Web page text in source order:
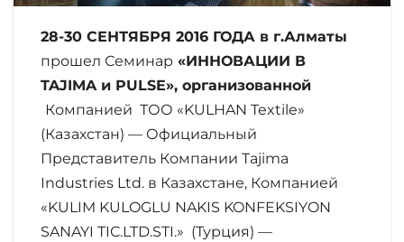
28-30 СЕНТЯБРЯ 2016 ГОДА в г.Алматы
прошел Семинар «ИННОВАЦИИ В
TAJIMAи PULSE», организованной
Компанией ТОО «KULHAN Textile»
(Казахстан) — Официальный
Представитель Компании Tajima
Industries Ltd. в Казахстане, Компанией
«KULIM KULOGLU NAKIS KONFEKSIYON
SANAYI TIC.LTD.STI.» (Турция) —